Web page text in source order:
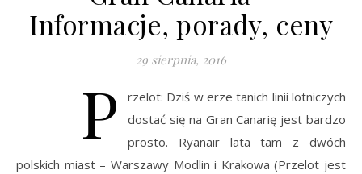
Informacje, porady, ceny
29 sierpnia, 2016
P
rzelot: Dziś w erze tanich linii lotniczych
dostać się na Gran Canarię jest bardzo
prosto. Ryanair lata tam z dwóch
polskich miast – Warszawy Modlin i Krakowa (Przelot jest